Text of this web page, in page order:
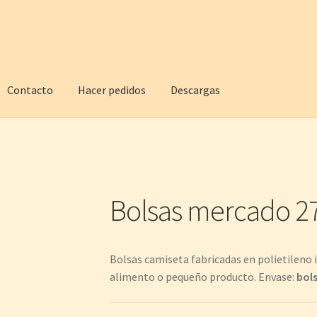
Contacto Hacer pedidos Descargas
Bolsas mercado
Bolsas camiseta fabricadas en
alimento o pequeño producto. Envase: